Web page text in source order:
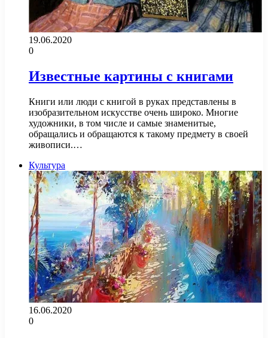
19.06.2020
0
Известные картины с книгами
Книги или люди с книгой в руках представлены в
изобразительном искусстве очень широко. Многие
художники, в том числе и самые знаменитые,
обращались и обращаются к такому предмету в своей
живописи.…
Культура
16.06.2020
0